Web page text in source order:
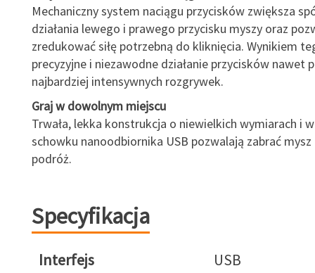
Mechaniczny system naciągu przycisków zwiększa
działania lewego i prawego przycisku myszy oraz
zredukować siłę potrzebną do kliknięcia. Wynikiem
precyzyjne i niezawodne działanie przycisków nawet
najbardziej intensywnych rozgrywek.
Graj w dowolnym miejscu
Trwała, lekka konstrukcja o niewielkich wymiarach i
schowku nanoodbiornika USB pozwalają zabrać mysz
podróż.
Specyfikacja
Interfejs
USB